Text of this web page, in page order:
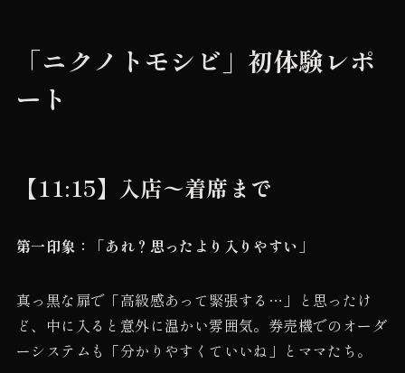
「ニクノトモシビ」初体験レポ
ート
【11:15】入店〜着席まで
第一印象：「あれ？思ったより入りやすい」
真っ黒な扉で「高級感あって緊張する…」と思ったけ
ど、中に入ると意外に温かい雰囲気。券売機でのオーダ
ーシステムも「分かりやすくていいね」とママたち。